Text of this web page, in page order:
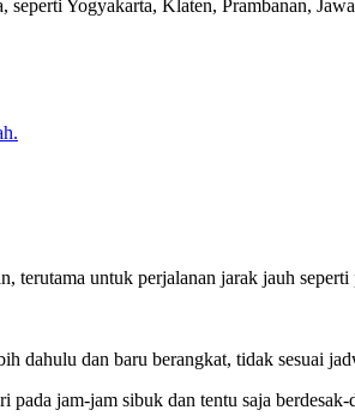
Yogyakarta, Klaten, Prambanan,
untuk perjalanan jarak jauh
dahulu dan baru berangkat, tidak sesuai
jam-jam sibuk dan tentu saja